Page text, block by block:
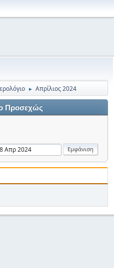
► Απρίλιος 2024
Προσεχώς